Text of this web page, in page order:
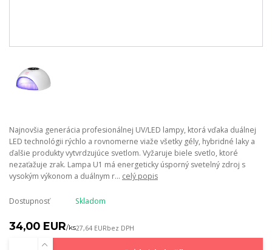
Najnovšia generácia profesionálnej UV/LED lampy, ktorá vďaka duálnej
LED technológii rýchlo a rovnomerne viaže všetky gély, hybridné laky a
ďalšie produkty vytvrdzujúce svetlom. Vyžaruje biele svetlo, ktoré
nezaťažuje zrak. Lampa U1 má energeticky úsporný svetelný zdroj s
vysokým výkonom a duálnym r... celý popis
Dostupnosť Skladom
34,00 EUR/ks27,64 EURbez DPH